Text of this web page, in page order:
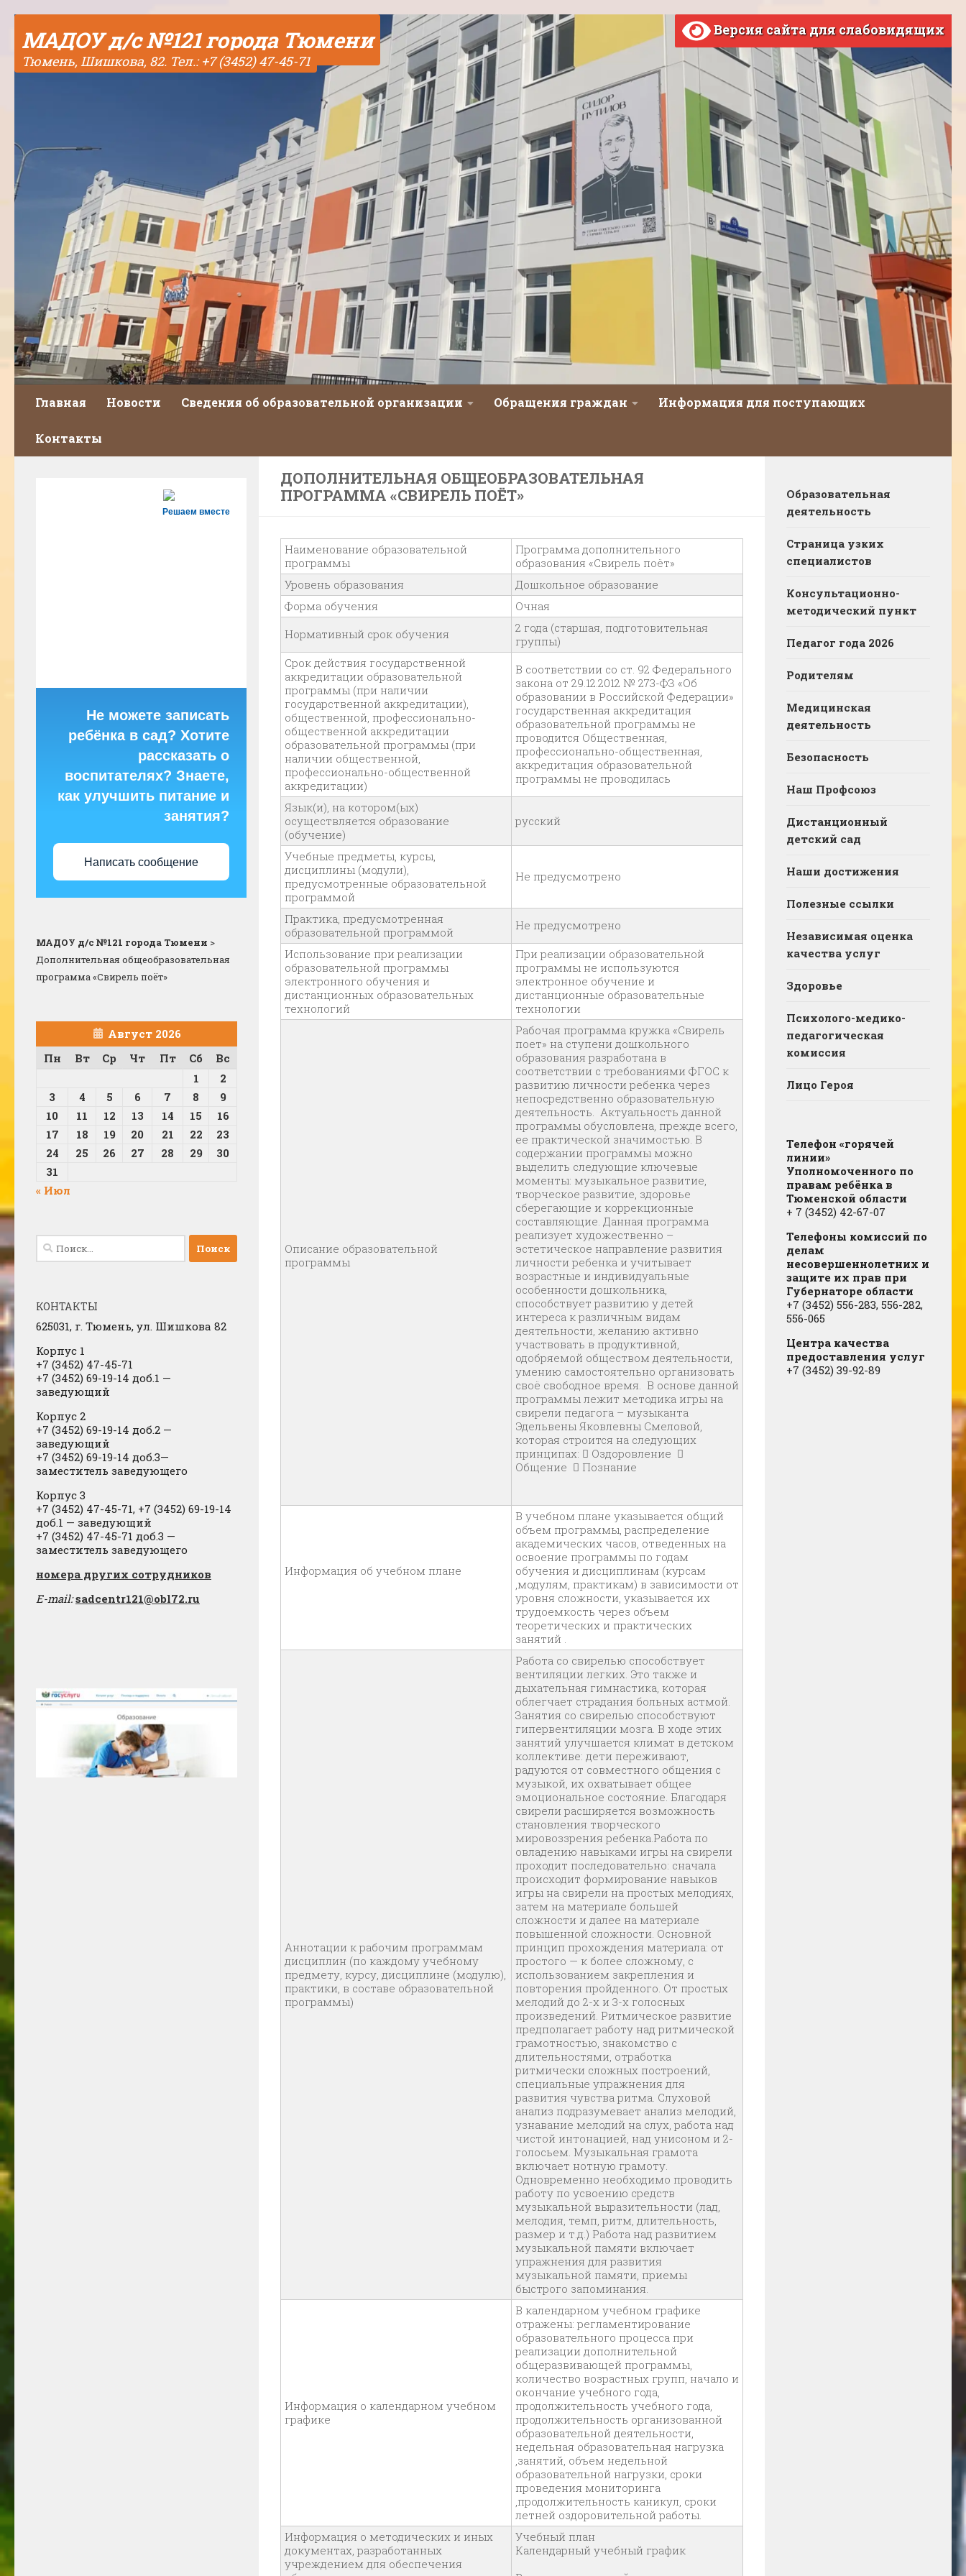
МАДОУ д/с №121 города Тюмени
Тюмень, Шишкова, 82. Тел.: +7 (3452) 47-45-71
Версия сайта для слабовидящих
Главная Новости Сведения об образовательной организации Обращения граждан Информация для поступающих
Контакты
ДОПОЛНИТЕЛЬНАЯ ОБЩЕОБРАЗОВАТЕЛЬНАЯ
ПРОГРАММА «СВИРЕЛЬ ПОЁТ»
Наименование образовательной
программы
Программа дополнительного
образования «Свирель поёт»
Уровень образования
Дошкольное образование
Форма обучения
Очная
Нормативный срок обучения
2 года (старшая, подготовительная
группы)
Срок действия государственной
аккредитации образовательной
программы (при наличии
государственной аккредитации),
общественной, профессионально-
общественной аккредитации
образовательной программы (при
наличии общественной,
профессионально-общественной
аккредитации)
В соответствии со ст. 92 Федерального
закона от 29.12.2012 № 273-ФЗ «Об
образовании в Российской Федерации»
государственная аккредитация
образовательной программы не
проводится Общественная,
профессионально-общественная,
аккредитация образовательной
программы не проводилась
Язык(и), на котором(ых)
осуществляется образование
(обучение)
русский
Учебные предметы, курсы,
дисциплины (модули),
предусмотренные образовательной
программой
Не предусмотрено
Практика, предусмотренная
образовательной программой
Не предусмотрено
Использование при реализации
образовательной программы
электронного обучения и
дистанционных образовательных
технологий
При реализации образовательной
программы не используются
электронное обучение и
дистанционные образовательные
технологии
Описание образовательной
программы
Рабочая программа кружка «Свирель
поет» на ступени дошкольного
образования разработана в
соответствии с требованиями ФГОС к
развитию личности ребенка через
непосредственно образовательную
деятельность. Актуальность данной
программы обусловлена, прежде всего,
ее практической значимостью. В
содержании программы можно
выделить следующие ключевые
моменты: музыкальное развитие,
творческое развитие, здоровье
сберегающие и коррекционные
составляющие. Данная программа
реализует художественно –
эстетическое направление развития
личности ребенка и учитывает
возрастные и индивидуальные
особенности дошкольника,
способствует развитию у детей
интереса к различным видам
деятельности, желанию активно
участвовать в продуктивной,
одобряемой обществом деятельности,
умению самостоятельно организовать
своё свободное время. В основе данной
программы лежит методика игры на
свирели педагога – музыканта
Эдельвены Яковлевны Смеловой,
которая строится на следующих
принципах:  Оздоровление 
Общение  Познание
Информация об учебном плане
В учебном плане указывается общий
объем программы, распределение
академических часов, отведенных на
освоение программы по годам
обучения и дисциплинам (курсам
,модулям, практикам) в зависимости от
уровня сложности, указывается их
трудоемкость через объем
теоретических и практических
занятий .
Аннотации к рабочим программам
дисциплин (по каждому учебному
предмету, курсу, дисциплине (модулю),
практики, в составе образовательной
программы)
Работа со свирелью способствует
вентиляции легких. Это также и
дыхательная гимнастика, которая
облегчает страдания больных астмой.
Занятия со свирелью способствуют
гипервентиляции мозга. В ходе этих
занятий улучшается климат в детском
коллективе: дети переживают,
радуются от совместного общения с
музыкой, их охватывает общее
эмоциональное состояние. Благодаря
свирели расширяется возможность
становления творческого
мировоззрения ребенка.Работа по
овладению навыками игры на свирели
проходит последовательно: сначала
происходит формирование навыков
игры на свирели на простых мелодиях,
затем на материале большей
сложности и далее на материале
повышенной сложности. Основной
принцип прохождения материала: от
простого — к более сложному, с
использованием закрепления и
повторения пройденного. От простых
мелодий до 2-х и 3-х голосных
произведений. Ритмическое развитие
предполагает работу над ритмической
грамотностью, знакомство с
длительностями, отработка
ритмически сложных построений,
специальные упражнения для
развития чувства ритма. Слуховой
анализ подразумевает анализ мелодий,
узнавание мелодий на слух, работа над
чистой интонацией, над унисоном и 2-
голосьем. Музыкальная грамота
включает нотную грамоту.
Одновременно необходимо проводить
работу по усвоению средств
музыкальной выразительности (лад,
мелодия, темп, ритм, длительность,
размер и т.д.) Работа над развитием
музыкальной памяти включает
упражнения для развития
музыкальной памяти, приемы
быстрого запоминания.
Информация о календарном учебном
графике
В календарном учебном графике
отражены: регламентирование
образовательного процесса при
реализации дополнительной
общеразвивающей программы,
количество возрастных групп, начало и
окончание учебного года,
продолжительность учебного года,
продолжительность организованной
образовательной деятельности,
недельная образовательная нагрузка
,занятий, объем недельной
образовательной нагрузки, сроки
проведения мониторинга
,продолжительность каникул, сроки
летней оздоровительной работы.
Информация о методических и иных
документах, разработанных
учреждением для обеспечения
Учебный план
Календарный учебный график
Решаем вместе
Не можете записать
ребёнка в сад? Хотите
рассказать о
воспитателях? Знаете,
как улучшить питание и
занятия?
Написать сообщение
МАДОУ д/с №121 города Тюмени >
Дополнительная общеобразовательная
программа «Свирель поёт»
Август 2026
Пн
Вт Ср Чт Пт Сб
Вс
1
2
3
4 5 6 7 8
9
10
11 12 13 14 15
16
17
18 19 20 21 22
23
24
25 26 27 28 29
30
31
« Июл
Найти:
КОНТАКТЫ
625031, г. Тюмень, ул. Шишкова 82
Корпус 1
+7 (3452) 47-45-71
+7 (3452) 69-19-14 доб.1 —
заведующий
Корпус 2
+7 (3452) 69-19-14 доб.2 —
заведующий
+7 (3452) 69-19-14 доб.3—
заместитель заведующего
Корпус 3
+7 (3452) 47-45-71, +7 (3452) 69-19-14
доб.1 — заведующий
+7 (3452) 47-45-71 доб.3 —
заместитель заведующего
​номера других сотрудников
E-mail: sadcentr121@obl72.ru
Образовательная
деятельность
Страница узких
специалистов
Консультационно-
методический пункт
Педагог года 2026
Родителям
Медицинская
деятельность
Безопасность
Наш Профсоюз
Дистанционный
детский сад
Наши достижения
Полезные ссылки
Независимая оценка
качества услуг
Здоровье
Психолого-медико-
педагогическая
комиссия
Лицо Героя
Телефон «горячей
линии»
Уполномоченного по
правам ребёнка в
Тюменской области
+ 7 (3452) 42-67-07
Телефоны комиссий по
делам
несовершеннолетних и
защите их прав при
Губернаторе области
+7 (3452) 556-283, 556-282,
556-065
Центра качества
предоставления услуг
+7 (3452) 39-92-89